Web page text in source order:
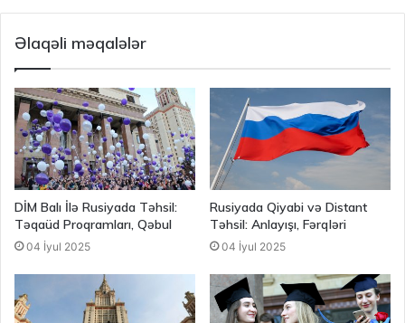
Əlaqəli məqalələr
DİM Balı İlə Rusiyada Təhsil:
Təqaüd Proqramları, Qəbul
04 İyul 2025
Rusiyada Qiyabi və Distant
Təhsil: Anlayışı, Fərqləri
04 İyul 2025